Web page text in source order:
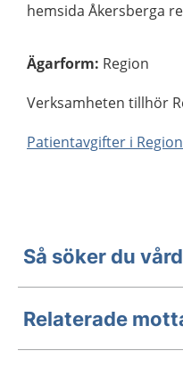
hemsida Åkersberga
Ägarform: Region
Verksamheten tillhör
Patientavgifter i
Så söker du
Relaterade